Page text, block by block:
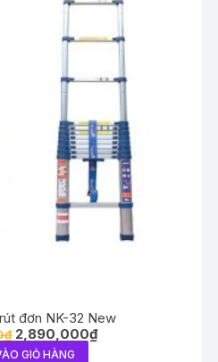
đơn NK-32 New
₫ 2,890,000₫
GIỎ HÀNG